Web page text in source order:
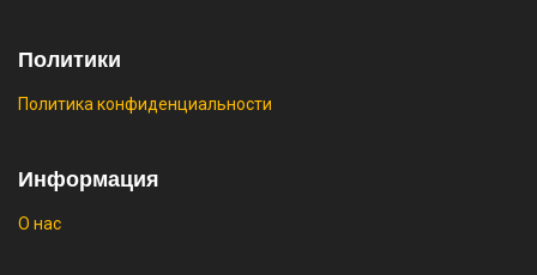
Политики
Политика конфиденциальности
Информация
О нас